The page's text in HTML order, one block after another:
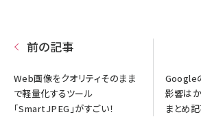
前の記事
Web画像をクオリティそのまま
で軽量化するツール
「SmartJPEG」がすごい！
Google
影響は
まとめ